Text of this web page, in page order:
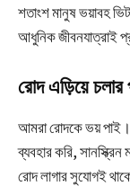
শতাংশ মানুষ ভয়াবহ
আধুনিক জীবনযাত্রাই
রোদ এড়িয়ে চলার
আমরা রোদকে ভয় পাই।
ব্যবহার করি,
রোদ লাগার সুযোগই